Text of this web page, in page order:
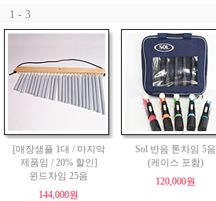
1 - 3
[매장샘플 1대 / 마지막
제품임 / 20% 할인]
윈드차임 25음
144,000원
Sol 반음 톤차임 5음
(케이스 포함)
120,000원